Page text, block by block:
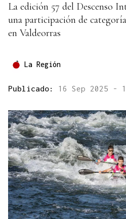
La edición 57 del Descenso
una participación de
en Valdeorras
La Región
Publicado: 16 Sep 2025 -